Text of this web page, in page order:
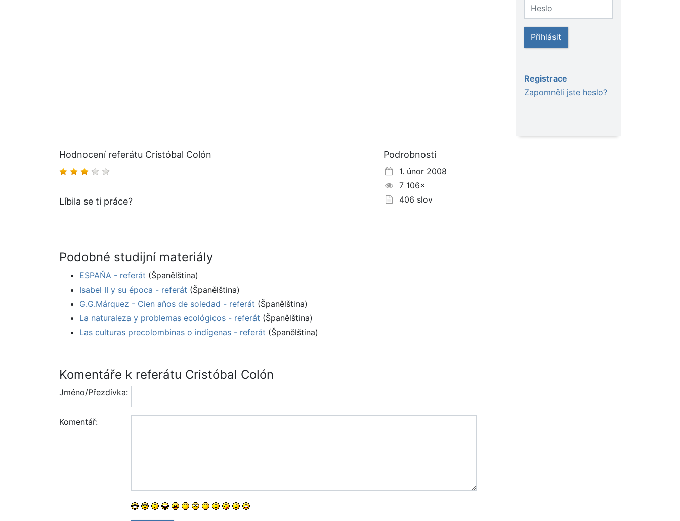
Hodnocení referátu Cristóbal Colón
Líbila se ti práce?
Podrobnosti
1. únor 2008
7 106×
406 slov
Podobné studijní materiály
ESPAŇA - referát (Španělština)
Isabel II y su época - referát (Španělština)
G.G.Márquez - Cien aňos de soledad - referát (Španělština)
La naturaleza y problemas ecológicos - referát (Španělština)
Las culturas precolombinas o indígenas - referát (Španělština)
Komentáře k referátu Cristóbal Colón
Jméno/Přezdívka:
Komentář:
Přihlásit
Registrace
Zapomněli jste heslo?